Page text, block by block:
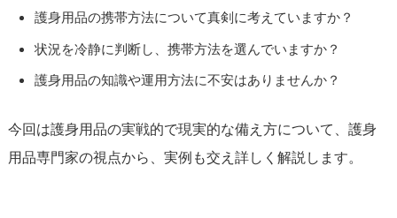
護身用品の携帯方法について真剣に考えていますか？
状況を冷静に判断し、携帯方法を選んでいますか？
護身用品の知識や運用方法に不安はありませんか？
今回は護身用品の実戦的で現実的な備え方について、護身
用品専門家の視点から、実例も交え詳しく解説します。